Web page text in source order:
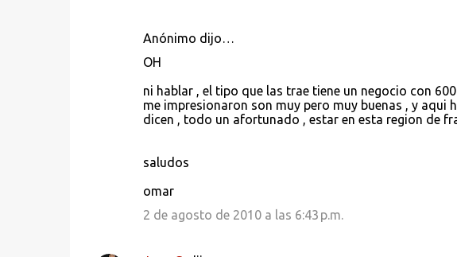
Anónimo dijo…
OH
ni hablar , el tipo que las trae tiene un negocio con
me impresionaron son muy pero muy buenas , y
dicen , todo un afortunado , estar en esta region de
saludos
omar
2 de agosto de 2010 a las 6:43 p.m.